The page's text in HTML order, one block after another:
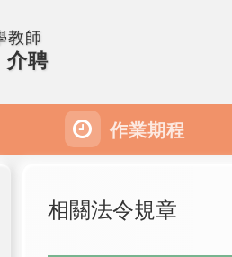
教師
介聘
作業期程
相關法令規章